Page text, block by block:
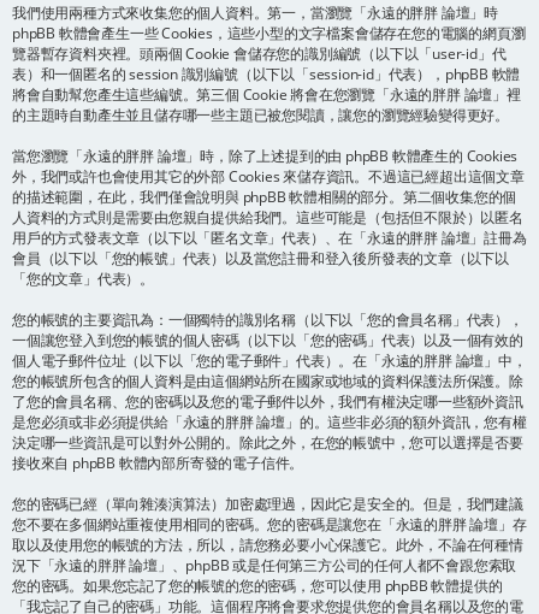
我們使用兩種方式來收集您的個人資料。第一，當瀏覽「永遠的胖胖 論壇」時
phpBB 軟體會產生一些 Cookies，這些小型的文字檔案會儲存在您的電腦的網頁瀏
覽器暫存資料夾裡。頭兩個 Cookie 會儲存您的識別編號（以下以「user-id」代
表）和一個匿名的 session 識別編號（以下以「session-id」代表），phpBB 軟體
將會自動幫您產生這些編號。第三個 Cookie 將會在您瀏覽「永遠的胖胖 論壇」裡
的主題時自動產生並且儲存哪一些主題已被您閱讀，讓您的瀏覽經驗變得更好。
當您瀏覽「永遠的胖胖 論壇」時，除了上述提到的由 phpBB 軟體產生的 Cookies
外，我們或許也會使用其它的外部 Cookies 來儲存資訊。不過這已經超出這個文章
的描述範圍，在此，我們僅會說明與 phpBB 軟體相關的部分。第二個收集您的個
人資料的方式則是需要由您親自提供給我們。這些可能是（包括但不限於）以匿名
用戶的方式發表文章（以下以「匿名文章」代表）、在「永遠的胖胖 論壇」註冊為
會員（以下以「您的帳號」代表）以及當您註冊和登入後所發表的文章（以下以
「您的文章」代表）。
您的帳號的主要資訊為：一個獨特的識別名稱（以下以「您的會員名稱」代表），
一個讓您登入到您的帳號的個人密碼（以下以「您的密碼」代表）以及一個有效的
個人電子郵件位址（以下以「您的電子郵件」代表）。在「永遠的胖胖 論壇」中，
您的帳號所包含的個人資料是由這個網站所在國家或地域的資料保護法所保護。除
了您的會員名稱、您的密碼以及您的電子郵件以外，我們有權決定哪一些額外資訊
是您必須或非必須提供給「永遠的胖胖 論壇」的。這些非必須的額外資訊，您有權
決定哪一些資訊是可以對外公開的。除此之外，在您的帳號中，您可以選擇是否要
接收來自 phpBB 軟體內部所寄發的電子信件。
您的密碼已經（單向雜湊演算法）加密處理過，因此它是安全的。但是，我們建議
您不要在多個網站重複使用相同的密碼。您的密碼是讓您在「永遠的胖胖 論壇」存
取以及使用您的帳號的方法，所以，請您務必要小心保護它。此外，不論在何種情
況下「永遠的胖胖 論壇」、phpBB 或是任何第三方公司的任何人都不會跟您索取
您的密碼。如果您忘記了您的帳號的您的密碼，您可以使用 phpBB 軟體提供的
「我忘記了自己的密碼」功能。這個程序將會要求您提供您的會員名稱以及您的電